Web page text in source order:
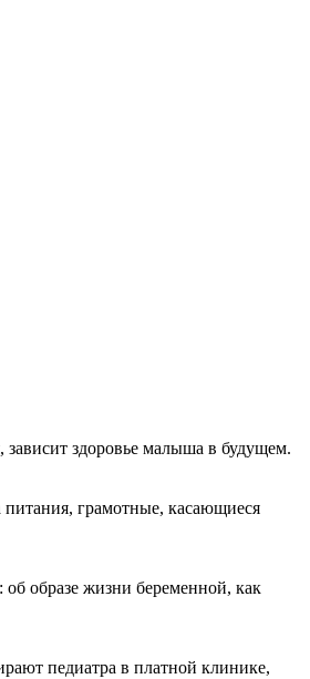
здоровье малыша в будущем.
грамотные, касающиеся
образе жизни беременной, как
педиатра в платной клинике,